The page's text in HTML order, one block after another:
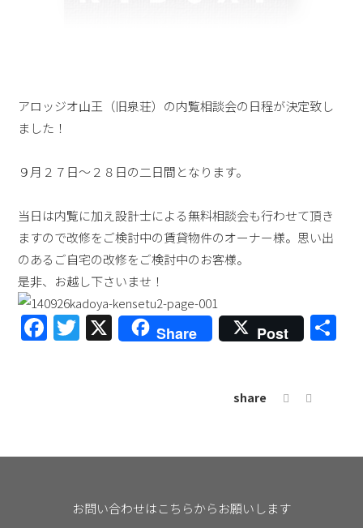
アロッジオ山王（旧泉荘）の内覧相談会の日程が決定致し
ました！
９月２７日～２８日の二日間となります。
当日は内覧に加え設計士による無料相談会も行わせて頂き
ますので改修をご検討中の賃貸物件のオーナー様。思い出
のあるご自宅の改修をご検討中のお客様。
是非、お越し下さいませ！
Facebook
Twitter
X Share Post
share
お問い合わせはこちらからお願いします